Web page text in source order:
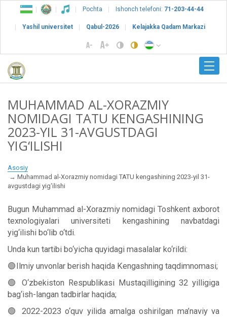
Pochta Ishonch telefoni: 71-203-44-44
Yashil universitet Qabul-2026 Kelajakka Qadam Markazi
MUHAMMAD AL-XORAZMIY
NOMIDAGI TATU KENGASHINING
2023-YIL 31-AVGUSTDAGI
YIG‘ILISHI
Asosiy
Muhammad al-Xorazmiy nomidagi TATU kengashining 2023-yil 31-
avgustdagi yig‘ilishi
Bugun Muhammad al-Xorazmiy nomidagi Toshkent axborot
texnologiyalari universiteti kengashining navbatdagi
yig‘ilishi bo‘lib o‘tdi.
Unda kun tartibi bo‘yicha quyidagi masalalar ko‘rildi:
🟢Ilmiy unvonlar berish haqida Kengashning taqdimnomasi;
🟢 O‘zbekiston Respublikasi Mustaqilligining 32 yilligiga
bag‘ish-langan tadbirlar haqida;
🟢 2022-2023 o‘quv yilida amalga oshirilgan ma’naviy va